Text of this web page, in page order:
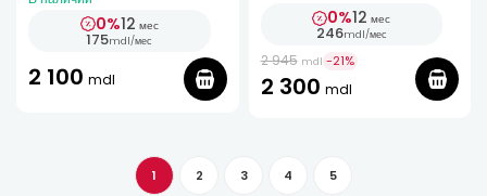
0%12 мес
175mdl/мес
2 100 mdl
0%12 мес
246mdl/мес
2 945 mdl -21%
2 300 mdl
1 2 3 4 5